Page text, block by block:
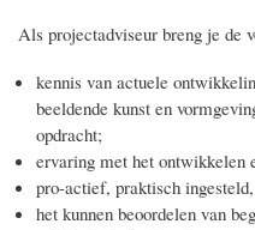
Als projectadviseur breng je de
kennis van actuele
beeldende kunst en
opdracht;
ervaring met het ontwikkelen
pro-actief, praktisch
het kunnen beoordelen van